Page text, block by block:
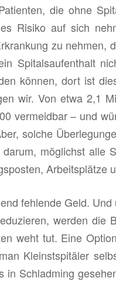
die ohne
Ri­si­ko auf sich
zu neh­men,
Spi­tals­auf­ent­halt
kön­nen, dort ist
wir. Von etwa 2,1
ver­meid­bar – und
sol­che
mög­lichst alle
Ar­beits­plät­ze
feh­len­de Geld. Und
wer­den die
weht tut. Eine
Kleinst­spi­tä­ler
in Schlad­ming